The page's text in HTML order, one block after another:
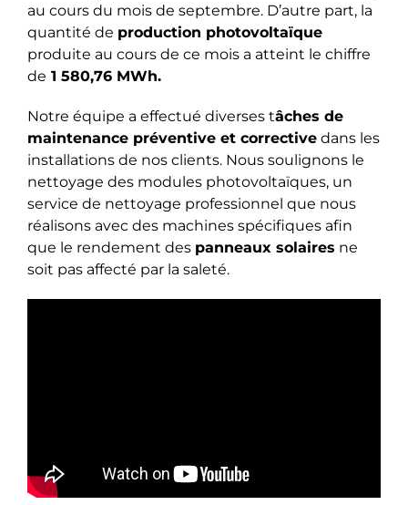
au cours du mois de septembre. D’autre part, la
quantité de production photovoltaïque
produite au cours de ce mois a atteint le chiffre
de 1 580,76 MWh.
Notre équipe a effectué diverses tâches de
maintenance préventive et corrective dans les
installations de nos clients. Nous soulignons le
nettoyage des modules photovoltaïques, un
service de nettoyage professionnel que nous
réalisons avec des machines spécifiques afin
que le rendement des panneaux solaires ne
soit pas affecté par la saleté.